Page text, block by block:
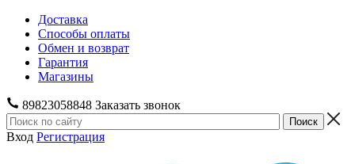
Доставка
Способы оплаты
Обмен и возврат
Гарантия
Магазины
89823058848 Заказать звонок
Вход Регистрация